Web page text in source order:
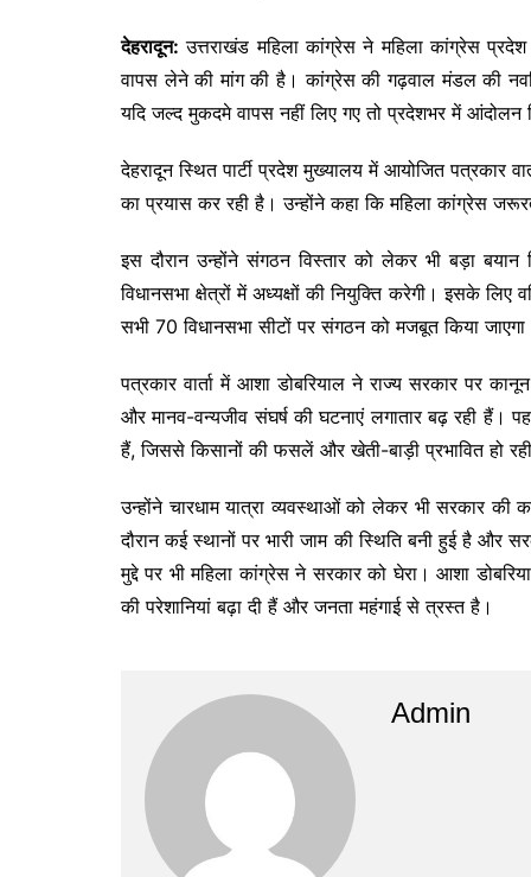
देहरादून: उत्तराखंड महिला कांग्रेस ने महिला कांग्रेस
वापस लेने की मांग की है। कांग्रेस की गढ़वाल मंडल की
यदि जल्द मुकदमे वापस नहीं लिए गए तो प्रदेशभर में आंदोलन
देहरादून स्थित पार्टी प्रदेश मुख्यालय में आयोजित पत्रकार
का प्रयास कर रही है। उन्होंने कहा कि महिला कांग्रेस
इस दौरान उन्होंने संगठन विस्तार को लेकर भी बड़ा
विधानसभा क्षेत्रों में अध्यक्षों की नियुक्ति करेगी। इसके लिए
सभी 70 विधानसभा सीटों पर संगठन को मजबूत किया
पत्रकार वार्ता में आशा डोबरियाल ने राज्य सरकार पर
और मानव-वन्यजीव संघर्ष की घटनाएं लगातार बढ़ रही हैं।
हैं, जिससे किसानों की फसलें और खेती-बाड़ी प्रभावित हो
उन्होंने चारधाम यात्रा व्यवस्थाओं को लेकर भी सरकार
दौरान कई स्थानों पर भारी जाम की स्थिति बनी हुई है
मुद्दे पर भी महिला कांग्रेस ने सरकार को घेरा। आशा
की परेशानियां बढ़ा दी हैं और जनता महंगाई से त्रस्त है।
Admin